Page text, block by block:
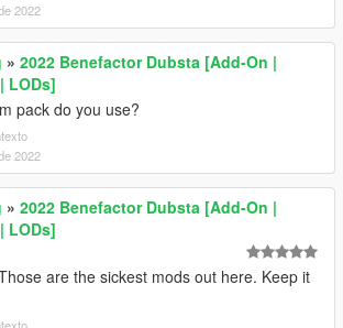
2022
» 2022 Benefactor Dubsta [Add-On |
LODs]
pack do you use?
2022
» 2022 Benefactor Dubsta [Add-On |
LODs]
are the sickest mods out here. Keep it